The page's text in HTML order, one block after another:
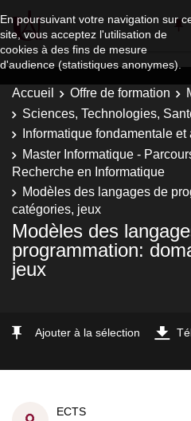
En poursuivant votre navigation sur
site, vous acceptez l'utilisation de
cookies à des fins de mesure
d'audience (statistiques anonymes).
Accueil Offre de formation
Sciences, Technologies,
Informatique fondamentale
Master Informatique -
Recherche en Informatique
Modèles des langages de
catégories, jeux
Modèles des
programmation:
jeux
Ajouter à la sélection
ECTS